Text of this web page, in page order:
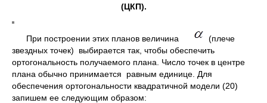
(ЦКП).
При построении этих планов величина
(плече
звездных точек) выбирается так, чтобы обеспечить
ортогональность получаемого плана. Число точек в центре
плана обычно принимается равным единице. Для
обеспечения ортогональности квадратичной модели (20)
запишем ее следующим образом: